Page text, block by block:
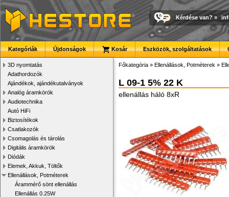
Kérdése van? »
Kategóriák Újdonságok Kosár Eszközök, szolgáltatások
3D nyomtatás
Adathordozók
Ajándékok, ajándékutalványok
Analóg áramkörök
Audiotechnika
Autó HiFi
Biztosítékok
Csatlakozók
Csomagolás és tárolás
Digitális áramkörök
Diódák
Elemek, Akkuk, Töltők
Ellenállások, Potméterek
Árammérő sönt ellenállás
Ellenállás 0.25W
Főkategória » Ellenállások, Potméterek »
L 09-1 5% 22 K
ellenállás háló 8xR